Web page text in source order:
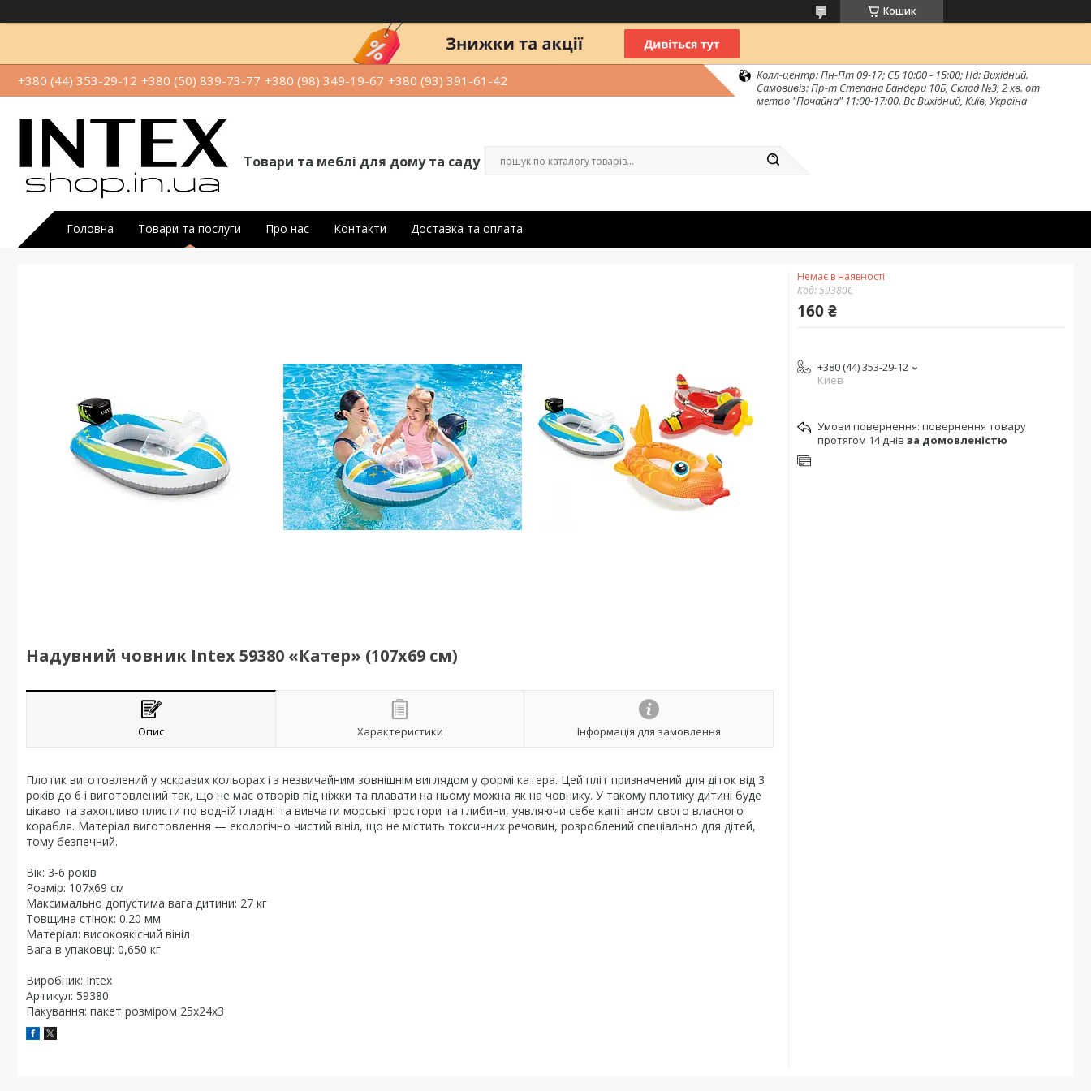
Кошик
+380 (44) 353-29-12 +380 (50) 839-73-77 +380 (98) 349-19-67 +380 (93) 391-61-42
Колл-центр: Пн-Пт 09-17; СБ 10:00 - 15:00; Нд: Вихідний.
Самовивіз: Пр-т Степана Бандери 10Б, Склад №3, 2 хв. от
метро "Почайна" 11:00-17:00. Вс Вихідний, Київ, Україна
Товари та меблі для дому та саду
Головна Товари та послуги Про нас Контакти Доставка та оплата
Надувний човник Intex 59380 «Катер» (107х69 см)
Опис Характеристики Інформація для замовлення
Плотик виготовлений у яскравих кольорах і з незвичайним зовнішнім виглядом у формі катера. Цей пліт призначений для діток від 3
років до 6 і виготовлений так, що не має отворів під ніжки та плавати на ньому можна як на човнику. У такому плотику дитині буде
цікаво та захопливо плисти по водній гладіні та вивчати морські простори та глибини, уявляючи себе капітаном свого власного
корабля. Матеріал виготовлення — екологічно чистий вініл, що не містить токсичних речовин, розроблений спеціально для дітей,
тому безпечний.
Вік: 3-6 років
Розмір: 107х69 см
Максимально допустима вага дитини: 27 кг
Товщина стінок: 0.20 мм
Матеріал: високоякісний вініл
Вага в упаковці: 0,650 кг
Виробник: Intex
Артикул: 59380
Пакування: пакет розміром 25х24х3
Немає в наявності
Код:59380C
160 ₴
+380 (44) 353-29-12
Киев
повернення товару
протягом 14 днів за домовленістю